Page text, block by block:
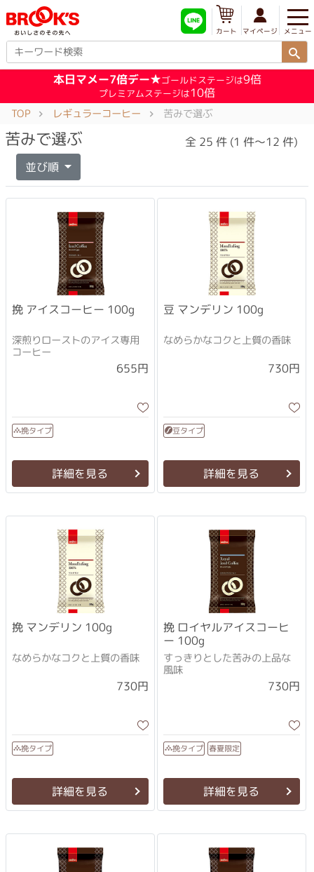
メニュー
マイページ
カート
本日マメー7倍デー★ゴールドステージは9倍
プレミアムステージは10倍
TOP レギュラーコーヒー 苦みで選ぶ
苦みで選ぶ 全 25 件 (1 件～12 件)
並び順
挽 アイスコーヒー 100g
深煎りローストのアイス専用
コーヒー
655円
挽タイプ
詳細を見る
豆 マンデリン 100g
なめらかなコクと上質の香味
730円
豆タイプ
詳細を見る
挽 マンデリン 100g
なめらかなコクと上質の香味
730円
挽タイプ
詳細を見る
挽 ロイヤルアイスコーヒ
ー 100g
すっきりとした苦みの上品な
風味
730円
挽タイプ 春夏限定
詳細を見る